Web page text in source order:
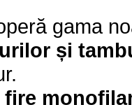
gama
și
fire